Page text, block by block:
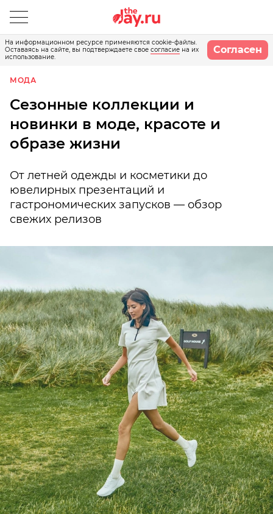
На информационном ресурсе применяются cookie-файлы.
Оставаясь на сайте, вы подтверждаете свое согласие на их
использование.
Согласен
МОДА
Сезонные коллекции и
новинки в моде, красоте и
образе жизни
От летней одежды и косметики до
ювелирных презентаций и
гастрономических запусков — обзор
свежих релизов